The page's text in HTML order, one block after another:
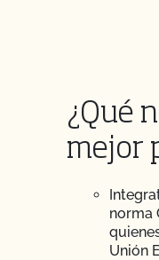
¿Qué
mejor
norma
Unión